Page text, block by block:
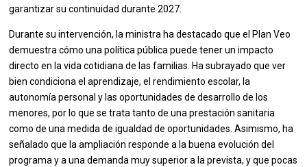
garantizar su continuidad durante 2027.
Durante su intervención, la ministra ha destacado que el Plan Veo
demuestra cómo una política pública puede tener un impacto
directo en la vida cotidiana de las familias. Ha subrayado que ver
bien condiciona el aprendizaje, el rendimiento escolar, la
autonomía personal y las oportunidades de desarrollo de los
menores, por lo que se trata tanto de una prestación sanitaria
como de una medida de igualdad de oportunidades. Asimismo, ha
señalado que la ampliación responde a la buena evolución del
programa y a una demanda muy superior a la prevista, y que pocas